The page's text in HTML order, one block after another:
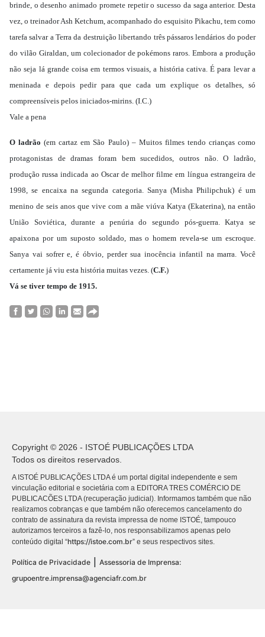
brinde, o desenho animado promete repetir o sucesso da saga anterior. Desta
vez, o treinador Ash Ketchum, acompanhado do esquisito Pikachu, tem como
tarefa salvar a Terra da destruição libertando três pássaros lendários do poder
do vilão Giraldan, um colecionador de pokémons raros. Embora a produção
não seja lá grande coisa em termos visuais, a história cativa. É para levar a
meninada e depois pedir para que cada um explique os detalhes, só
compreensíveis pelos iniciados-mirins. (I.C.)
Vale a pena
O ladrão (em cartaz em São Paulo) – Muitos filmes tendo crianças como
protagonistas de dramas foram bem sucedidos, outros não. O ladrão,
produção russa indicada ao Oscar de melhor filme em língua estrangeira de
1998, se encaixa na segunda categoria. Sanya (Misha Philipchuk) é um
menino de seis anos que vive com a mãe viúva Katya (Ekaterina), na então
União Soviética, durante a penúria do segundo pós-guerra. Katya se
apaixona por um suposto soldado, mas o homem revela-se um escroque.
Sanya vai sofrer e, é óbvio, perder sua inocência infantil na marra. Você
certamente já viu esta história muitas vezes. (C.F.)
Vá se tiver tempo de 1915.
Copyright © 2026 - ISTOÉ PUBLICAÇÕES LTDA
Todos os direitos reservados.
A ISTOÉ PUBLICAÇÕES LTDA é um portal digital independente e sem
vinculação editorial e societária com a EDITORA TRES COMÉRCIO DE
PUBLICACÕES LTDA (recuperação judicial). Informamos também que não
realizamos cobranças e que também não oferecemos cancelamento do
contrato de assinatura da revista impressa de nome ISTOÉ, tampouco
autorizamos terceiros a fazê-lo, nos responsabilizamos apenas pelo
conteúdo digital “https://istoe.com.br” e seus respectivos sites.
Política de Privacidade
Assessoria de Imprensa:
grupoentre.imprensa@agenciafr.com.br